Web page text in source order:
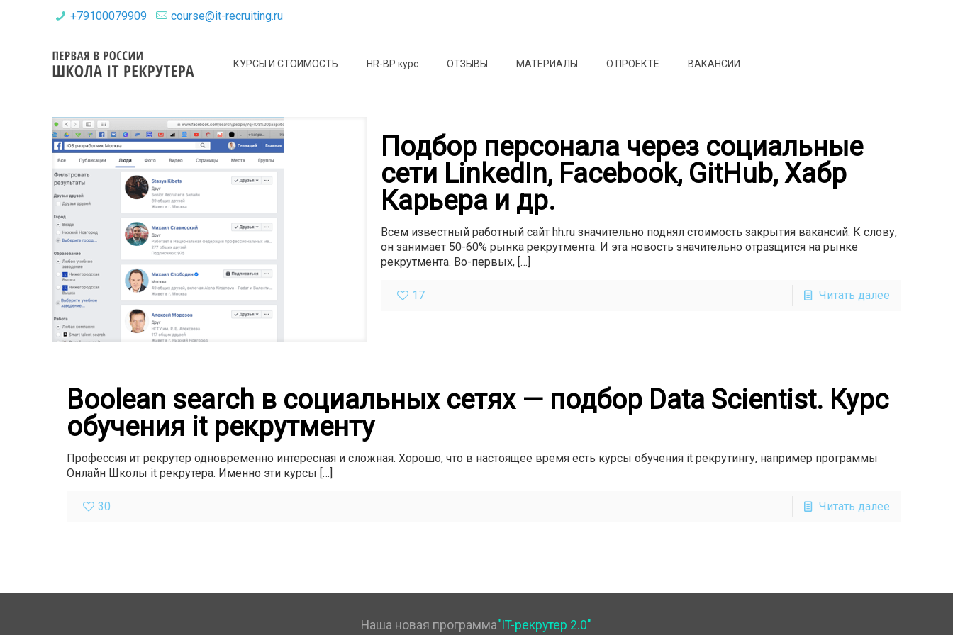
+79100079909 course@it-recruiting.ru
КУРСЫ И СТОИМОСТЬ HR-BP курс ОТЗЫВЫ МАТЕРИАЛЫ О ПРОЕКТЕ ВАКАНСИИ
Подбор персонала через социальные
сети LinkedIn, Facebook, GitHub, Хабр
Карьера и др.
Всем известный работный сайт hh.ru значительно поднял стоимость закрытия вакансий. К слову,
он занимает 50-60% рынка рекрутмента. И эта новость значительно отразщится на рынке
рекрутмента. Во-первых,[…]
17 Читать далее
Boolean search в социальных сетях — подбор Data Scientist. Курс
обучения it рекрутменту
Профессия ит рекрутер одновременно интересная и сложная. Хорошо, что в настоящее время есть курсы обучения it рекрутингу, например программы
Онлайн Школы it рекрутера. Именно эти курсы […]
30 Читать далее
Наша новая программа"IT-рекрутер 2.0"